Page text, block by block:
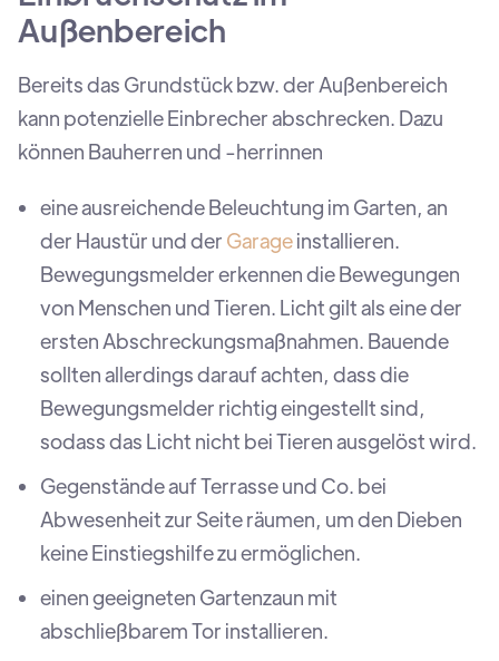
Außenbereich
Bereits das Grundstück bzw. der Außenbereich
kann potenzielle Einbrecher abschrecken. Dazu
können Bauherren und -herrinnen
eine ausreichende Beleuchtung im Garten, an
der Haustür und der Garageinstallieren.
Bewegungsmelder erkennen die Bewegungen
von Menschen und Tieren. Licht gilt als eine der
ersten Abschreckungsmaßnahmen. Bauende
sollten allerdings darauf achten, dass die
Bewegungsmelder richtig eingestellt sind,
sodass das Licht nicht bei Tieren ausgelöst wird.
Gegenstände auf Terrasse und Co. bei
Abwesenheit zur Seite räumen, um den Dieben
keine Einstiegshilfe zu ermöglichen.
einen geeigneten Gartenzaun mit
abschließbarem Tor installieren.